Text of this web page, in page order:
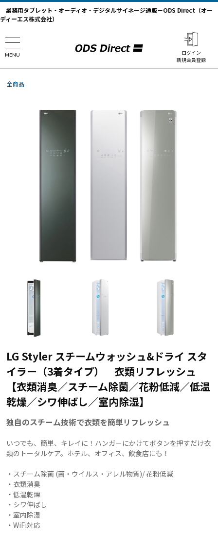
業務用タブレット・オーディオ・デジタルサイネージ通販－ODS Direct（オー
ディーエス株式会社）
MENU
ログイン
新規会員登録
全商品
LG Styler スチームウォッシュ&ドライ スタ
イラー（3着タイプ） 衣類リフレッシュ
【衣類消臭／スチーム除菌／花粉低減／低温
乾燥／シワ伸ばし／室内除湿】
独自のスチーム技術で衣類を簡単リフレッシュ
いつでも、簡単、キレイに！ハンガーにかけてボタンを押すだけ衣
類のトータルケア。ホテル、オフィス、飲食店にも！
・スチーム除菌 (菌・ウイルス・アレル物質)/ 花粉低減
・衣類消臭
・低温乾燥
・シワ伸ばし
・室内除湿
・WiFi対応